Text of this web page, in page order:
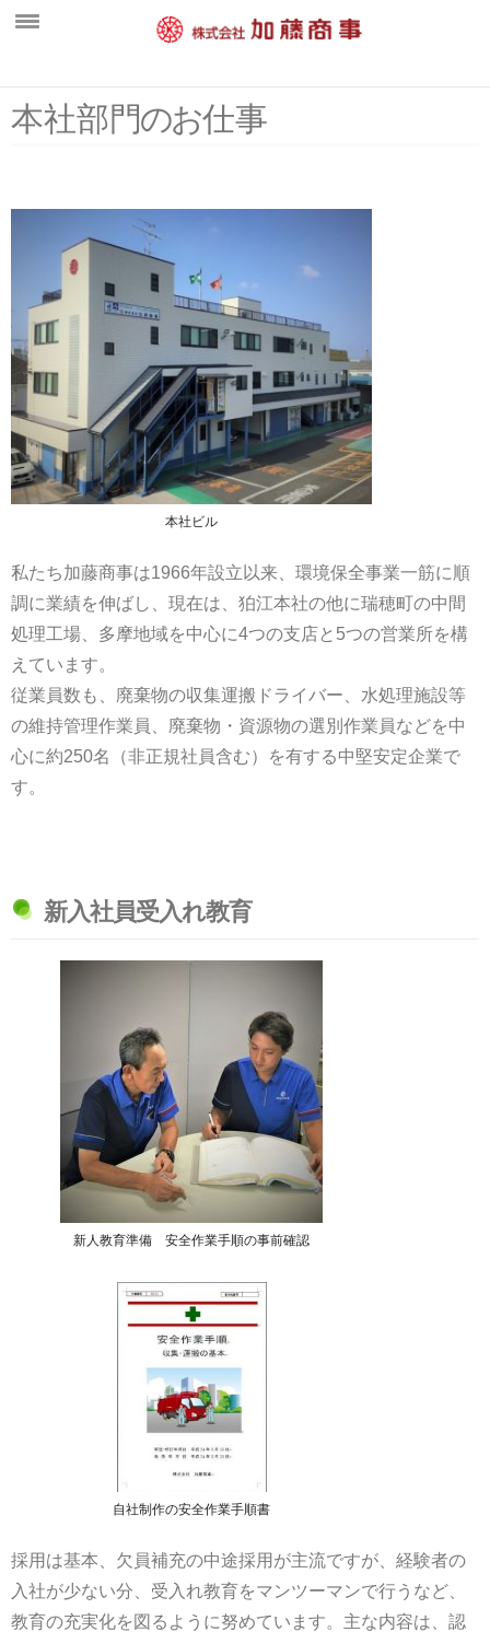
新着情報
営業案内
一般廃棄物部門
水処理施設・維持管理部門
産業廃棄物部門
環境活動
採用情報
本社部門のお仕事
本社ビル
私たち加藤商事は1966年設立以来、環境保全事業一筋に順
調に業績を伸ばし、現在は、狛江本社の他に瑞穂町の中間
処理工場、多摩地域を中心に4つの支店と5つの営業所を構
えています。
従業員数も、廃棄物の収集運搬ドライバー、水処理施設等
の維持管理作業員、廃棄物・資源物の選別作業員などを中
心に約250名（非正規社員含む）を有する中堅安定企業で
す。
新入社員受入れ教育
新人教育準備 安全作業手順の事前確認
自社制作の安全作業手順書
採用は基本、欠員補充の中途採用が主流ですが、経験者の
入社が少ない分、受入れ教育をマンツーマンで行うなど、
教育の充実化を図るように努めています。主な内容は、認